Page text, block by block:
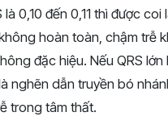
là 0,10 đến 0,11 thì được coi
hoàn toàn, chậm trễ
đặc hiệu. Nếu QRS lớn
nghẽn dẫn truyền bó
trong tâm thất.